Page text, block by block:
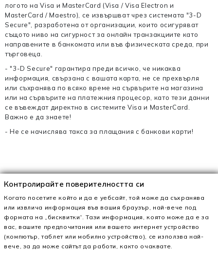
логото на Visa и MasterCard (Visa / Visa Electron и
MasterCard / Maestro), се извършват чрез системата "3-D
Secure", разработена от организации, които осигуряват
същото ниво на сигурност за онлайн транзакциите като
направените в банкомата или във физическата среда, при
търговеца.
- "3-D Secure" гарантира преди всичко, че никаква
информация, свързана с вашата карта, не се прехвърля
или съхранява по всяко време на сървърите на магазина
или на сървърите на платежния процесор, като тези данни
се въвеждат директно в системите Visa и MasterCard.
Важно е да знаете!
- Не се начислява такса за плащания с банкови карти!
MeiMall SRL
RO26056889
Контролирайте поверителността си
Когато посетите който и да е уебсайт, той може да съхранява
или извлича информация във вашия браузър, най-вече под
формата на „бисквитки“. Тази информация, която може да е за
вас, вашите предпочитания или вашето интернет устройство
(компютър, таблет или мобилно устройство), се използва най-
вече, за да може сайтът да работи, както очаквате.